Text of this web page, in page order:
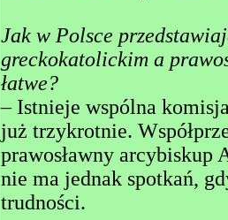
Jak w Polsce
greckokatolickim a
łatwe?
– Istnieje wspólna
już trzykrotnie.
prawosławny
nie ma jednak spotkań,
trudności.